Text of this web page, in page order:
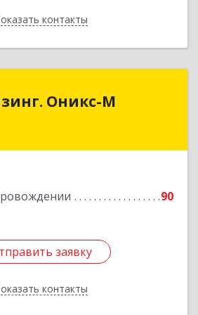
контакты
Назад
Оникс-М
90
заявку
контакты
Оникс-М
обл, Сафоновский р-н,
заявку
Назад